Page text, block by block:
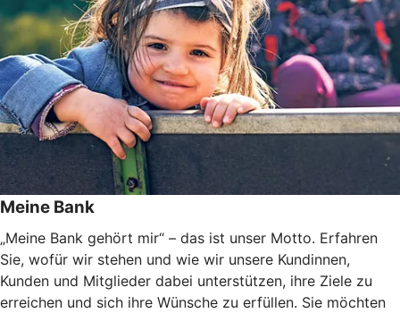
Meine Bank
„Meine Bank gehört mir“ – das ist unser Motto. Erfahren
Sie, wofür wir stehen und wie wir unsere Kundinnen,
Kunden und Mitglieder dabei unterstützen, ihre Ziele zu
erreichen und sich ihre Wünsche zu erfüllen. Sie möchten